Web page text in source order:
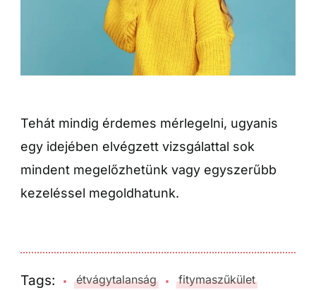
Tehát mindig érdemes mérlegelni, ugyanis
egy idejében elvégzett vizsgálattal sok
mindent megelőzhetünk vagy egyszerűbb
kezeléssel megoldhatunk.
Tags: étvágytalanság
fitymaszűkület